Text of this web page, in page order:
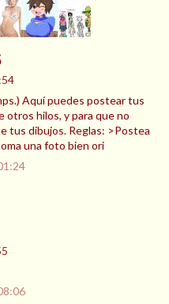
Aquí puedes postear tus
otros hilos, y para que no
tus dibujos. Reglas: >Postea
una foto bien ori